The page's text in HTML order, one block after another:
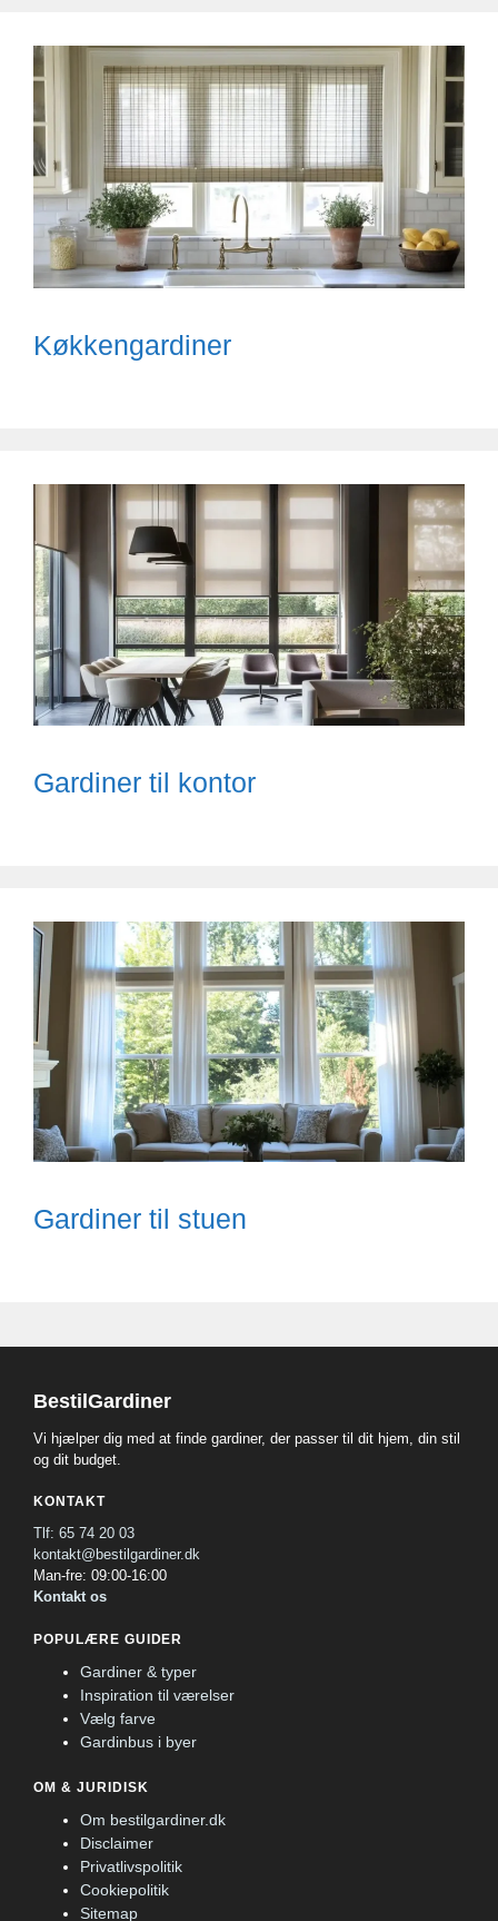
Køkkengardiner
Gardiner til kontor
Gardiner til stuen
BestilGardiner
Vi hjælper dig med at finde gardiner, der passer til dit hjem, din stil
og dit budget.
KONTAKT
Tlf: 65 74 20 03
kontakt@bestilgardiner.dk
Man-fre: 09:00-16:00
Kontakt os
POPULÆRE GUIDER
Gardiner & typer
Inspiration til værelser
Vælg farve
Gardinbus i byer
OM & JURIDISK
Om bestilgardiner.dk
Disclaimer
Privatlivspolitik
Cookiepolitik
Sitemap